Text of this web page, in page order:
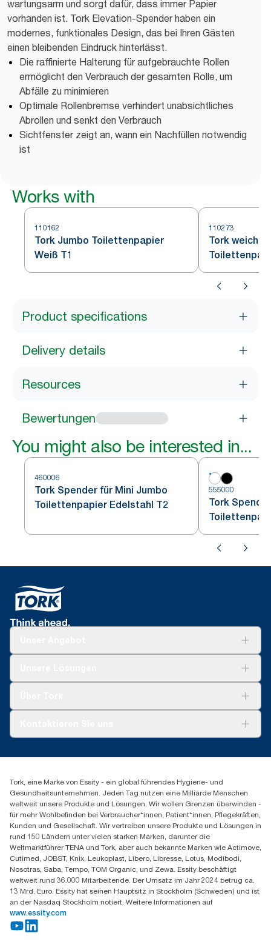
wartungsarm und sorgt dafür, dass immer Papier
vorhanden ist. Tork Elevation-Spender haben ein
modernes, funktionales Design, das bei Ihren Gästen
einen bleibenden Eindruck hinterlässt.
Die raffinierte Halterung für aufgebrauchte Rollen
ermöglicht den Verbrauch der gesamten Rolle, um
Abfälle zu minimieren
Optimale Rollenbremse verhindert unabsichtliches
Abrollen und senkt den Verbrauch
Sichtfenster zeigt an, wann ein Nachfüllen notwendig
ist
Works with
110162
Tork Jumbo Toilettenpapier
Weiß T1
110273
Tork
Product specifications
Delivery details
Resources
Bewertungen
You might also be interested in...
460006
Tork Spender für Mini Jumbo
Toilettenpapier Edelstahl T2
555000
Tork
Produktreklamation
Spenderreklamation
+49 (0)621/778 4700
Essity Professional Hygiene Germany GmbH
Sandhofer Straße 176
68305 Mannheim
Mo-Do 8:00-16:30 Uhr | Fr 8:00-15:00
Tork, eine Marke von Essity - ein global führendes Hygiene- und
Gesundheitsunternehmen. Jeden Tag nutzen eine Milliarde Menschen
weltweit unsere Produkte und Lösungen. Wir wollen Grenzen überwinden -
für mehr Wohlbefinden bei Verbraucher*innen, Patient*innen, Pflegekräften,
Kunden und Gesellschaft. Wir vertreiben unsere Produkte und Lösungen in
rund 150 Ländern unter vielen starken Marken, darunter die
Weltmarktführer TENA und Tork, aber auch bekannte Marken wie Actimove,
Cutimed, JOBST, Knix, Leukoplast, Libero, Libresse, Lotus, Modibodi,
Nosotras, Saba, Tempo, TOM Organic, und Zewa. Essity beschäftigt
weltweit rund 36.000 Mitarbeitende. Der Umsatz im Jahr 2024 betrug ca.
13 Mrd. Euro. Essity hat seinen Hauptsitz in Stockholm (Schweden) und ist
an der Nasdaq Stockholm notiert. Weitere Informationen auf
www.essity.com